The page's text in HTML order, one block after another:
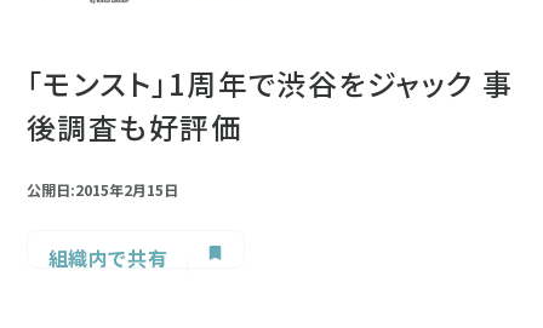
「モンスト」1周年で渋谷をジャック 事
後調査も好評価
公開日:2015年2月15日
組織内で共有